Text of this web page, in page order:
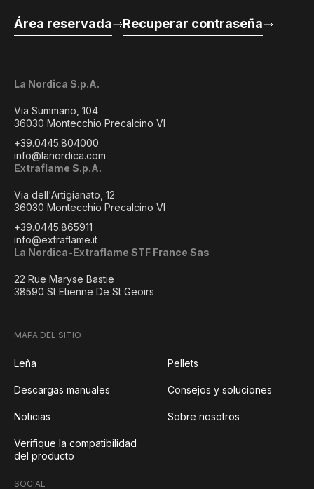
La Nordica S.p.A.
Via Summano, 104
36030 Montecchio Precalcino VI
+39.0445.804000
info@lanordica.com
Extraflame S.p.A.
Via dell'Artigianato, 12
36030 Montecchio Precalcino VI
+39.0445.865911
info@extraflame.it
La Nordica-Extraflame STF France Sas
22 Rue Maryse Bastie
38590 St Etienne De St Geoirs
Área reservada Recuperar contraseña
MAPA DEL SITIO
Leña Pellets
Descargas manuales Consejos y soluciones
Noticias Sobre nosotros
Verifique la compatibilidad
del producto
SOCIAL